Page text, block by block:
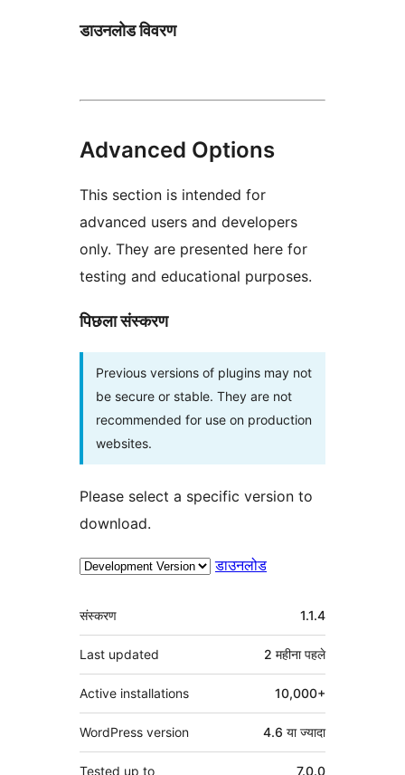
डाउनलोड विवरण
Advanced Options
This section is intended for
advanced users and developers
only. They are presented here for
testing and educational purposes.
पिछला संस्करण
Previous versions of plugins may not
be secure or stable. They are not
recommended for use on production
websites.
Please select a specific version to
download.
डाउनलोड
मेटा
संस्करण 1.1.4
Last updated 2 महीनापहले
Active installations 10,000+
WordPress version 4.6 या ज्यादा
Tested up to 7.0.0